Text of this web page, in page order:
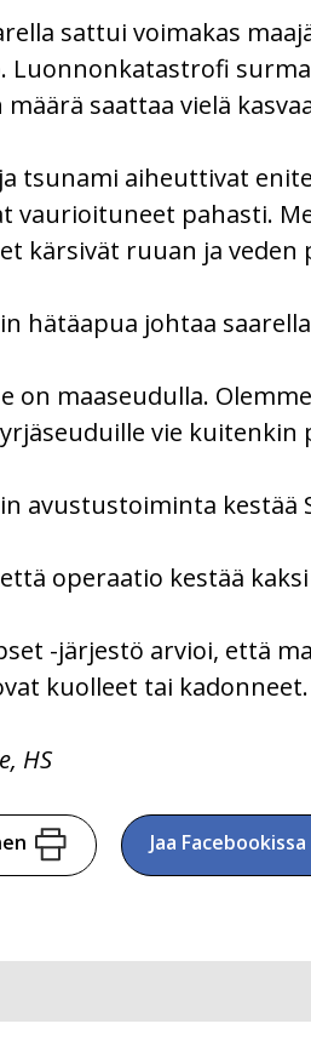
sattui voimakas
Luonnonkatastrofi
saattaa vielä
tsunami aiheuttivat
vaurioituneet pahasti.
kärsivät ruuan ja
hätäapua johtaa
on maaseudulla.
vie kuitenkin
avustustoiminta kestää
operaatio kestää
-järjestö arvioi, että
kuolleet tai kadonneet.
HS
Jaa Facebookissa